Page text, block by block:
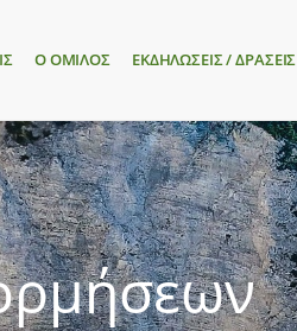
Ο ΟΜΙΛΟΣ ΕΚΔΗΛΩΣΕΙΣ / ΔΡΑΣΕΙΣ